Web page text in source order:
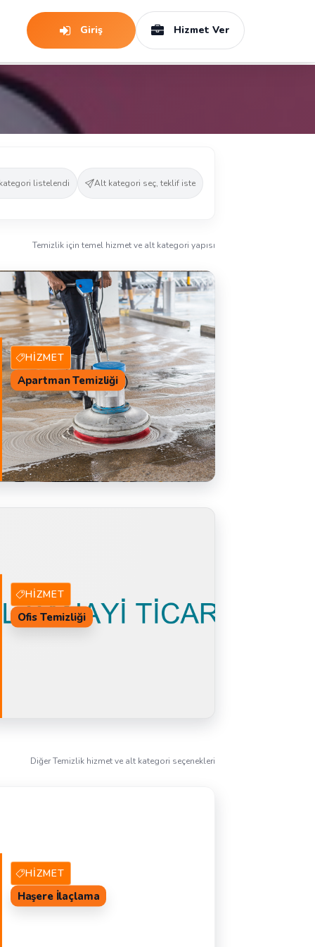
Giriş Hizmet Ver
listelendi Alt kategori seç, teklif iste
Temizlik için temel hizmet ve alt kategori yapısı
HIZMET
Apartman Temizliği
HIZMET
Ofis Temizliği
61 Hizmet Veren TEKLIF AL
Diğer Temizlik hizmet ve alt kategori seçenekleri
HIZMET
Haşere İlaçlama